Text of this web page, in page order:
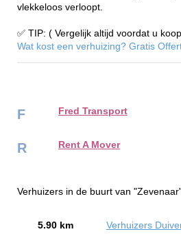
vlekkeloos verloopt.
✅ TIP: ( Vergelijk altijd voordat u
Wat kost een verhuizing? Gratis
F Fred Transport
R Rent A Mover
Verhuizers in de buurt van
5.90 km
Verhuizers